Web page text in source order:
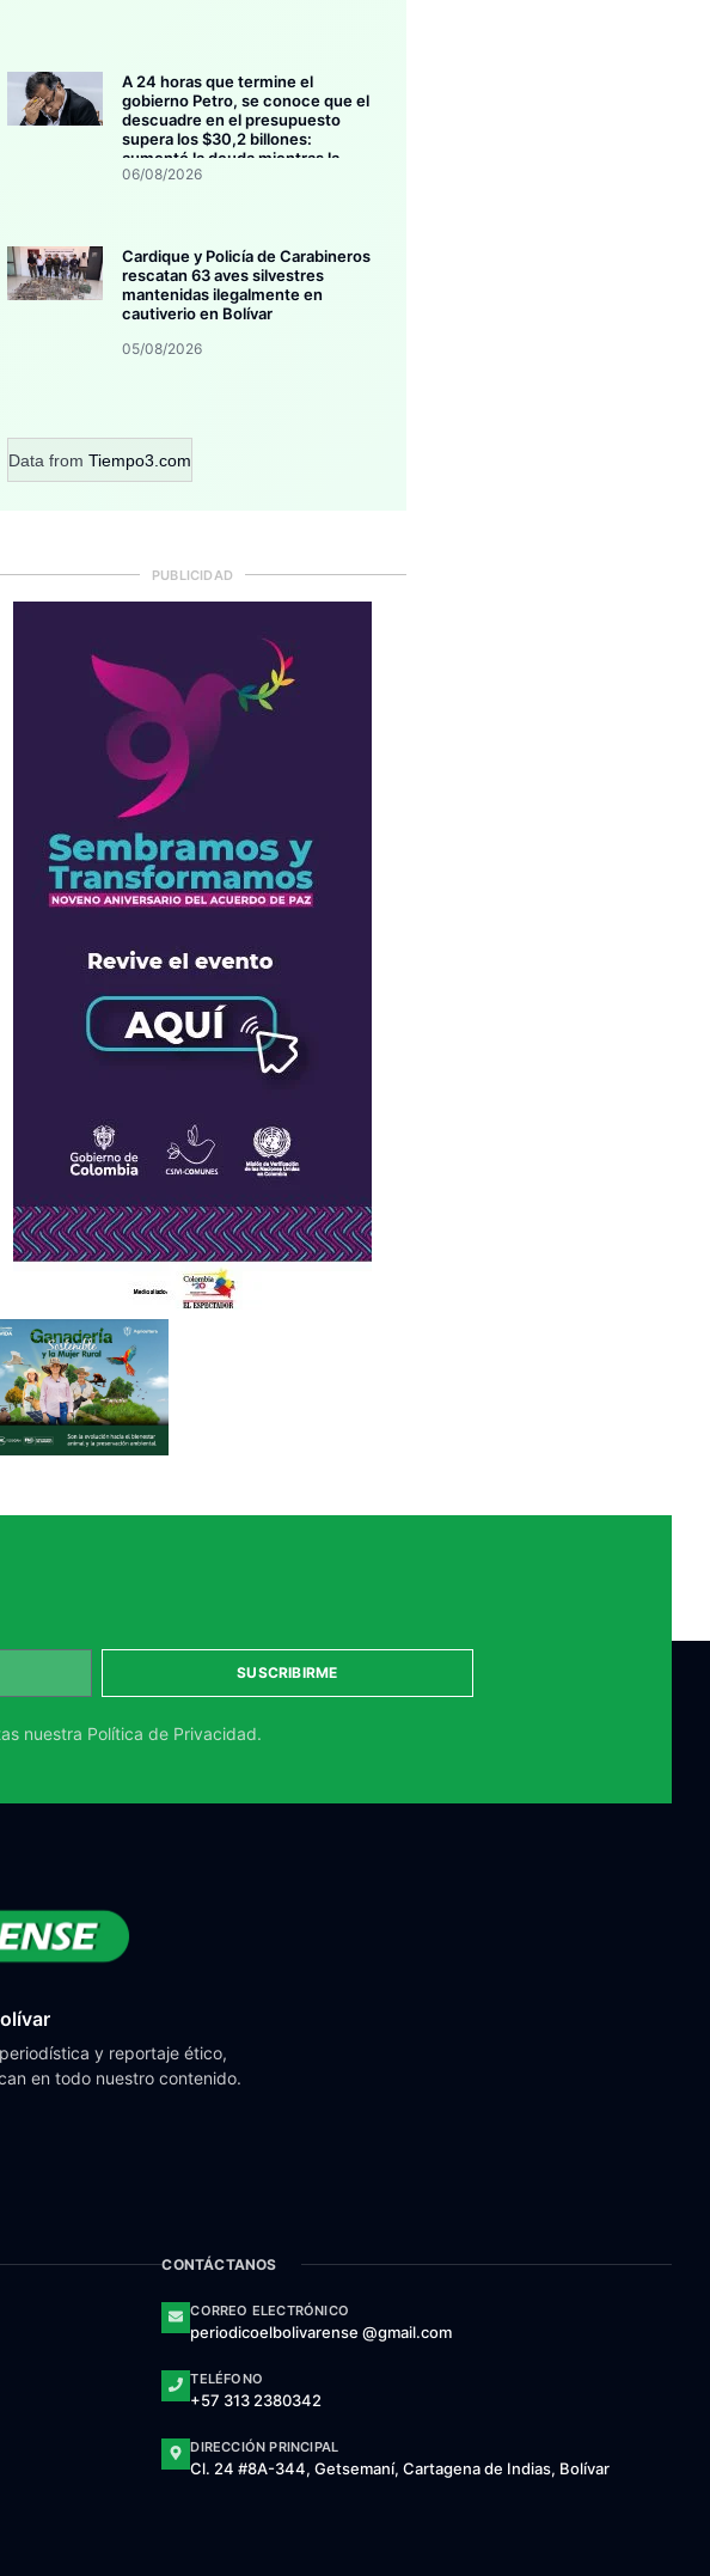
A 24 horas que termine el
gobierno Petro, se conoce que el
descuadre en el presupuesto
supera los $30,2 billones:
aumentó la deuda mientras la
inversión se estanca
06/08/2026
Cardique y Policía de Carabineros
rescatan 63 aves silvestres
mantenidas ilegalmente en
cautiverio en Bolívar
05/08/2026
Data from Tiempo3.com
PUBLICIDAD
SUSCRIBIRME
nuestra Política de Privacidad.
y reportaje ético,
en todo nuestro contenido.
CONTÁCTANOS
CORREO ELECTRÓNICO
periodicoelbolivarense @gmail.com
TELÉFONO
+57 313 2380342
DIRECCIÓN PRINCIPAL
Cl. 24 #8A-344, Getsemaní, Cartagena de Indias, Bolívar